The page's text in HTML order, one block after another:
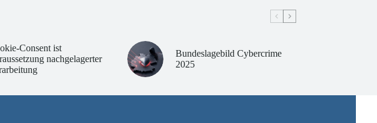
Consent ist
nachgelagerter
Bundeslagebild Cybercrime
2025